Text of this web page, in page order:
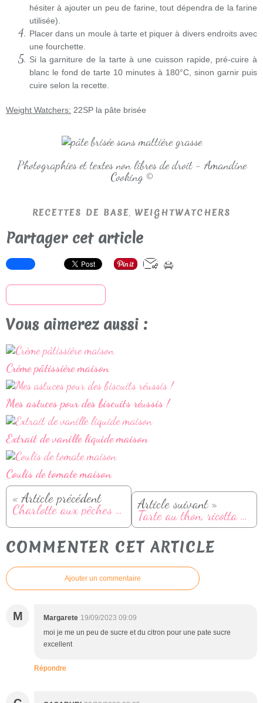
hésiter à ajouter un peu de farine, tout dépendra de la farine
utilisée).
Placer dans un moule à tarte et piquer à divers endroits avec
une fourchette.
Si la garniture de la tarte à une cuisson rapide, pré-cuire à
blanc le fond de tarte 10 minutes à 180°C, sinon garnir puis
cuire selon la recette.
Weight Watchers: 22SP la pâte brisée
Photographies et textes non libres de droit - Amandine
Cooking ©
RECETTES DE BASE, WEIGHTWATCHERS
Partager cet article
Vous aimerez aussi :
Crème pâtissière maison
Mes astuces pour des biscuits réussis !
Extrait de vanille liquide maison
Coulis de tomate maison
« Article précédent
Charlotte aux pêches (facile et rapide) Article suivant »
Tarte au thon, ricotta et courgettes
COMMENTER CET ARTICLE
Ajouter un commentaire
M Margarete 19/09/2023 09:09
moi je me un peu de sucre et du citron pour une pate sucre
excellent
Répondre